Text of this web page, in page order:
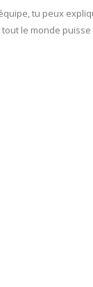
équipe, tu peux
le monde puisse